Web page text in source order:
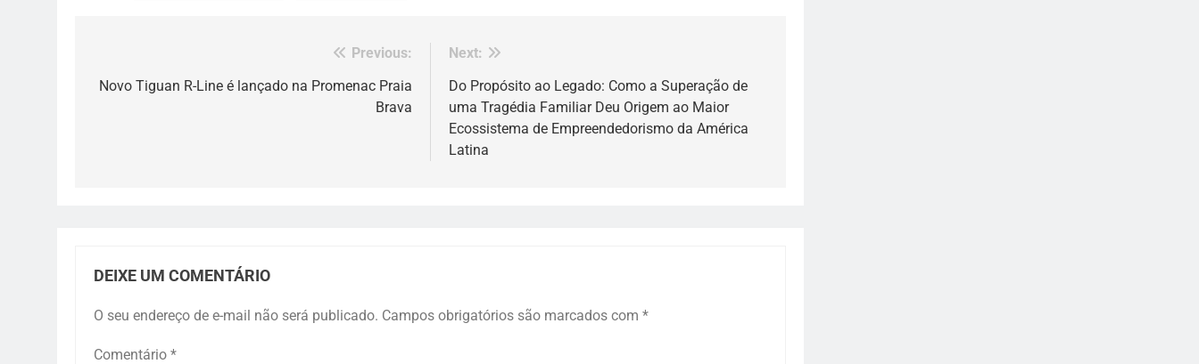
de
Previous:
Novo Tiguan R-Line é lançado na Promenac Praia
Brava
Next:
Do Propósito ao Legado: Como a Superação de
uma Tragédia Familiar Deu Origem ao Maior
Ecossistema de Empreendedorismo da América
Latina
DEIXE UM COMENTÁRIO
O seu endereço de e-mail não será publicado. Campos obrigatórios são marcados com *
Comentário *